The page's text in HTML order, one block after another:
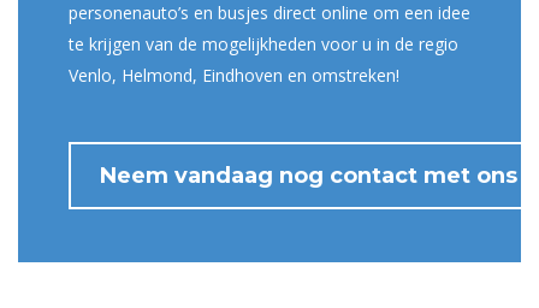
personenauto’s en busjes direct online om een idee
te krijgen van de mogelijkheden voor u in de regio
Venlo, Helmond, Eindhoven en omstreken!
Neem vandaag nog contact met ons